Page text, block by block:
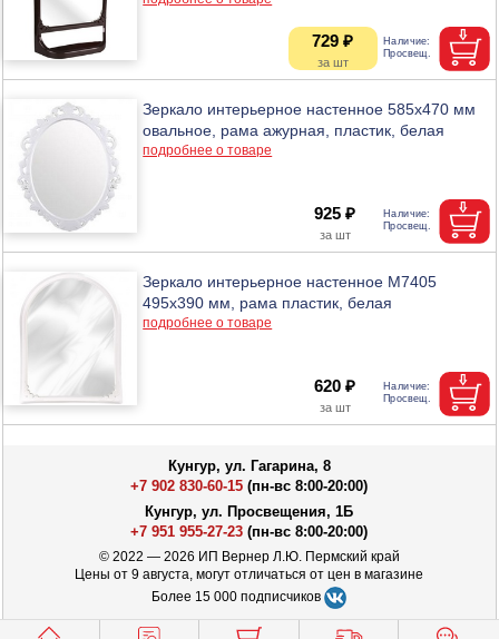
729 ₽
Зеркало интерьерное настенное 585х470 мм
овальное, рама ажурная, пластик, белая
подробнее о товаре
925 ₽
Зеркало интерьерное настенное М7405
495х390 мм, рама пластик, белая
подробнее о товаре
620 ₽
Кунгур, ул. Гагарина, 8
+7 902 830-60-15 (пн-вс 8:00-20:00)
Кунгур, ул. Просвещения, 1Б
+7 951 955-27-23 (пн-вс 8:00-20:00)
© 2022 — 2026 ИП Вернер Л.Ю. Пермский край
Цены от 9 августа, могут отличаться от цен в магазине
Более 15 000 подписчиков